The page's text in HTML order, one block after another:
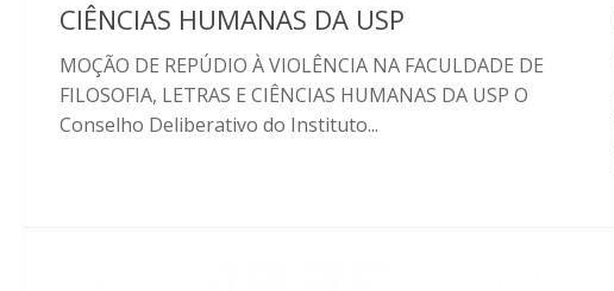
CIÊNCIAS HUMANAS DA USP
MOÇÃO DE REPÚDIO À VIOLÊNCIA NA FACULDADE DE
FILOSOFIA, LETRAS E CIÊNCIAS HUMANAS DA USP O
Conselho Deliberativo do Instituto...